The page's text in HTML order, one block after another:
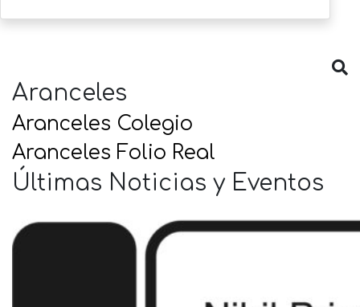
Aranceles
Aranceles Colegio
Aranceles Folio Real
Últimas Noticias y Eventos